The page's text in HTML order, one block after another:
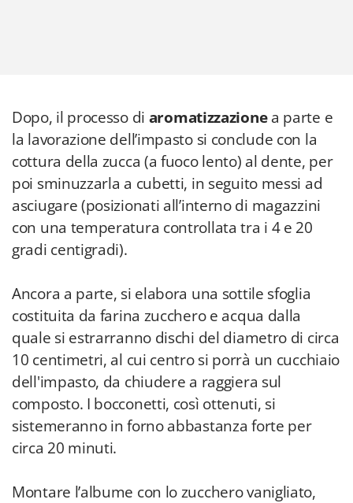
Dopo, il processo di aromatizzazionea parte e
la lavorazione dell’impasto si conclude con la
cottura della zucca (a fuoco lento) al dente, per
poi sminuzzarla a cubetti, in seguito messi ad
asciugare (posizionati all’interno di magazzini
con una temperatura controllata tra i 4 e 20
gradi centigradi).
Ancora a parte, si elabora una sottile sfoglia
costituita da farina zucchero e acqua dalla
quale si estrarranno dischi del diametro di circa
10 centimetri, al cui centro si porrà un cucchiaio
dell'impasto, da chiudere a raggiera sul
composto. I bocconetti, così ottenuti, si
sistemeranno in forno abbastanza forte per
circa 20 minuti.
Montare l’albume con lo zucchero vanigliato,